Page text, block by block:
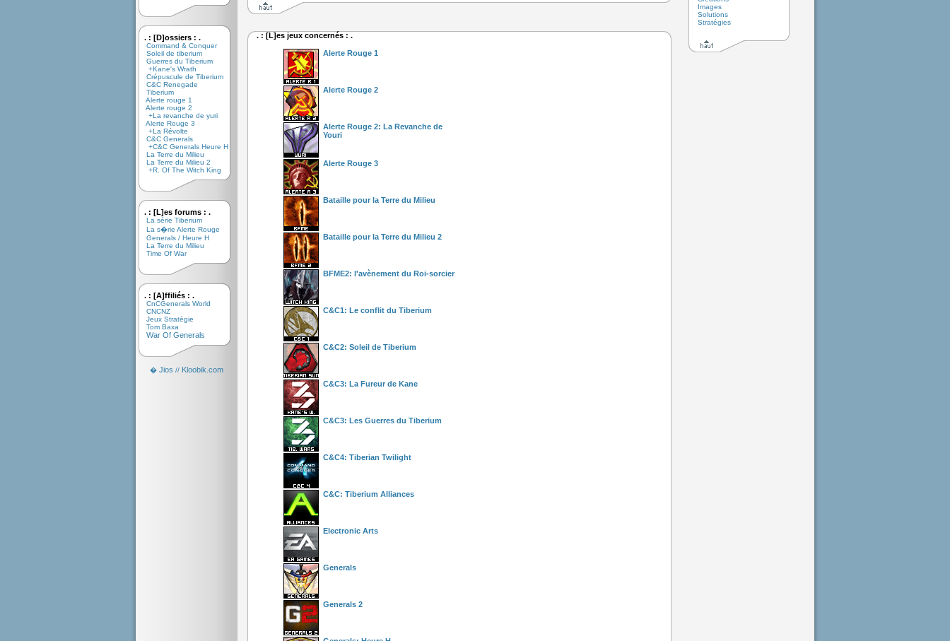
. : [D]ossiers : .
Command & Conquer
Soleil de tiberium
Guerres du Tiberium
+Kane's Wrath
Crépuscule de Tiberium
C&C Renegade
Tiberium
Alerte rouge 1
Alerte rouge 2
+La revanche de yuri
Alerte Rouge 3
+La Révolte
C&C Generals
+C&C Generals Heure H
La Terre du Milieu
La Terre du Milieu 2
+R. Of The Witch King
. : [L]es forums : .
La série Tiberium
La s�rie Alerte Rouge
Generals / Heure H
La Terre du Milieu
Time Of War
. : [A]ffiliés : .
CnCGenerals World
CNCNZ
Jeux Stratégie
Tom Baxa
War Of Generals
� Jios // Kloobik.com
. : [L]es jeux concernés : .
Alerte Rouge 1
Alerte Rouge 2
Alerte Rouge 2: La Revanche de
Youri
Alerte Rouge 3
Bataille pour la Terre du Milieu
Bataille pour la Terre du Milieu 2
BFME2: l'avènement du Roi-sorcier
C&C1: Le conflit du Tiberium
C&C2: Soleil de Tiberium
C&C3: La Fureur de Kane
C&C3: Les Guerres du Tiberium
C&C4: Tiberian Twilight
C&C: Tiberium Alliances
Electronic Arts
Generals
Generals 2
Images
Solutions
Stratégies